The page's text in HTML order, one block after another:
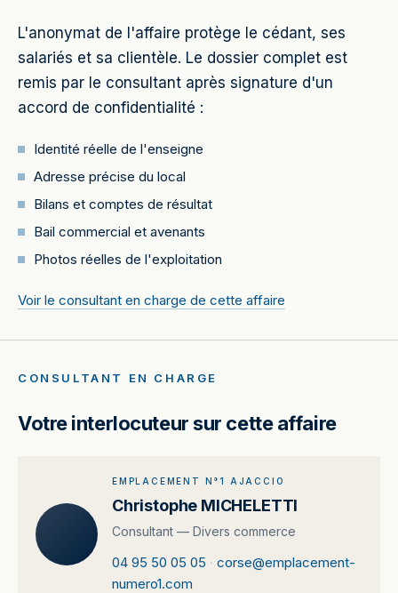
L'anonymat de l'affaire protège le cédant, ses
salariés et sa clientèle. Le dossier complet est
remis par le consultant après signature d'un
accord de confidentialité :
Identité réelle de l'enseigne
Adresse précise du local
Bilans et comptes de résultat
Bail commercial et avenants
Photos réelles de l'exploitation
Voir le consultant en charge de cette affaire
CONSULTANT EN CHARGE
Votre interlocuteur sur cette affaire
EMPLACEMENT N°1 AJACCIO
Christophe MICHELETTI
Consultant — Divers commerce
04 95 50 05 05 · corse@emplacement-
numero1.com